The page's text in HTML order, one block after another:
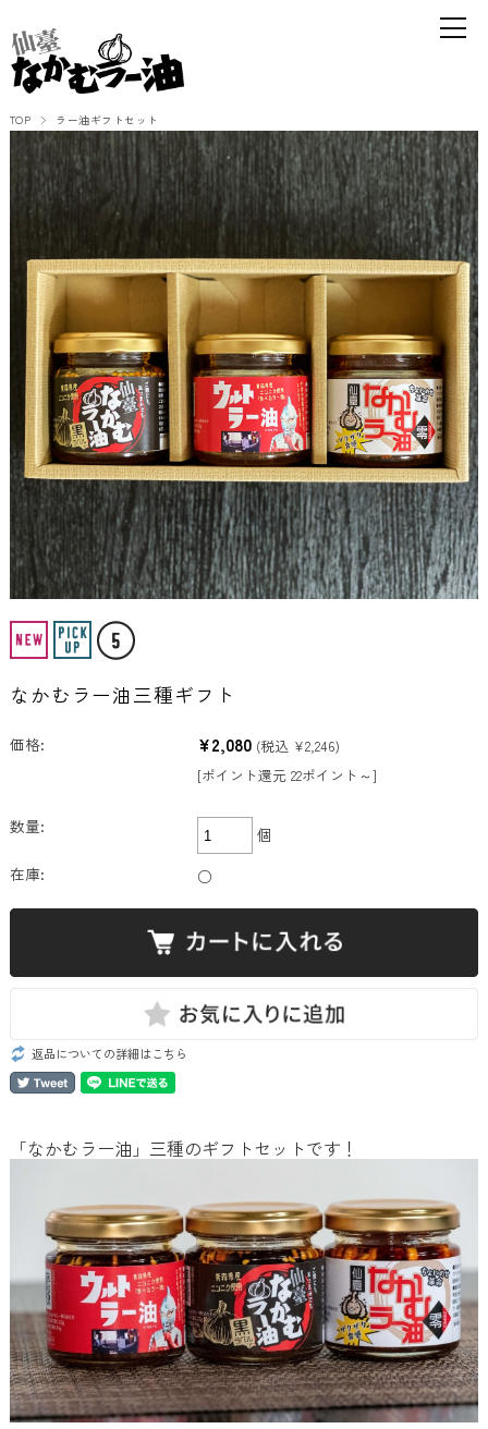
TOP ラー油ギフトセット
なかむラー油三種ギフト
価格: ¥2,080 (税込 ¥2,246)
[ポイント還元 22ポイント～]
数量:
個
在庫:
○
返品についての詳細はこちら
「なかむラー油」三種のギフトセットです！